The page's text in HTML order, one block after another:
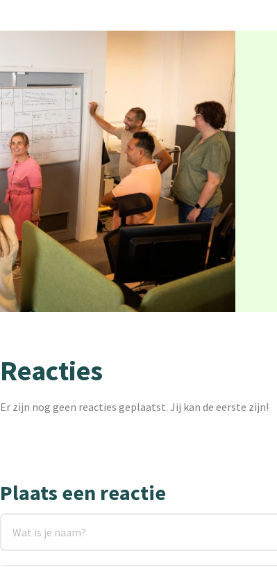
Reacties
Er zijn nog geen reacties geplaatst. Jij kan de eerste zijn!
Plaats een reactie